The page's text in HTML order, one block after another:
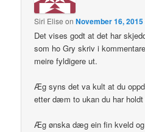
Siri Elise onNovember 16,
Det vises godt at det har
som ho Gry skriv i
meire fyldigere ut.
Æg syns det va kult at du
etter dæm to ukan du har holdt
Æg ønska dæg ein fin kveld